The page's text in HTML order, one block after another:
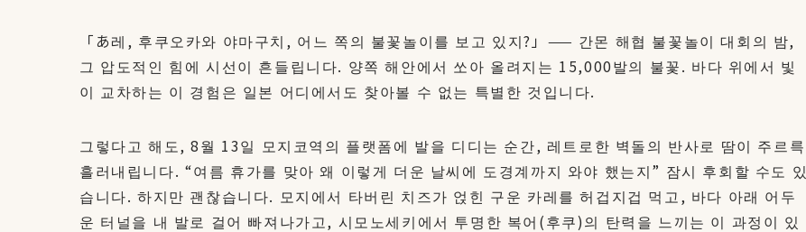
「あ레, 후쿠오카와 야마구치, 어느 쪽의 불꽃놀이를 보고 있지?」—— 간몬 해협 불꽃놀이 대회의 밤,
그 압도적인 힘에 시선이 흔들립니다. 양쪽 해안에서 쏘아 올려지는 15,000발의 불꽃. 바다 위에서 빛
이 교차하는 이 경험은 일본 어디에서도 찾아볼 수 없는 특별한 것입니다.
그렇다고 해도, 8월 13일 모지코역의 플랫폼에 발을 디디는 순간, 레트로한 벽돌의 반사로 땀이 주르륵
흘러내립니다. “여름 휴가를 맞아 왜 이렇게 더운 날씨에 도경계까지 와야 했는지” 잠시 후회할 수도 있
습니다. 하지만 괜찮습니다. 모지에서 타버린 치즈가 얹힌 구운 카레를 허겁지겁 먹고, 바다 아래 어두
운 터널을 내 발로 걸어 빠져나가고, 시모노세키에서 투명한 복어(후쿠)의 탄력을 느끼는 이 과정이 있